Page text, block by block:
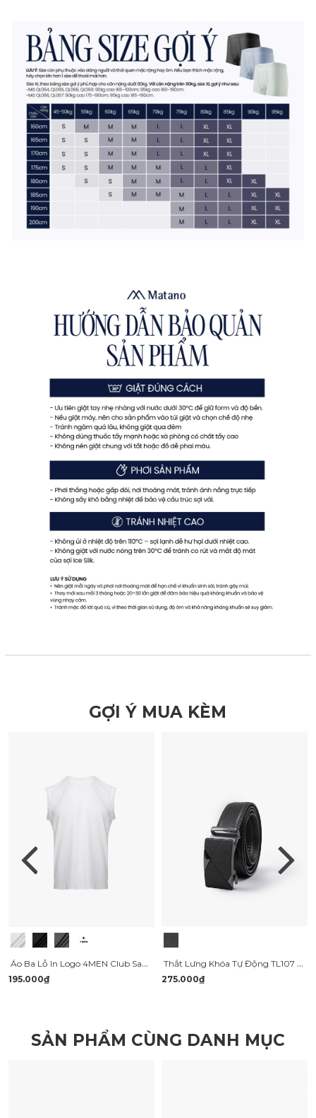
GỢI Ý MUA KÈM
Áo Ba Lỗ In Logo 4MEN Club Sau Lưng Form Regular AT179
195.000₫
Thắt Lưng Khóa Tự Động TL107 Màu Đen
275.000₫
SẢN PHẨM CÙNG DANH MỤC